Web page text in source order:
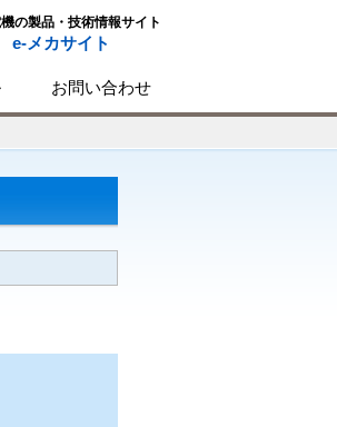
の製品・技術情報サイト
e-メカサイト
お問い合わせ